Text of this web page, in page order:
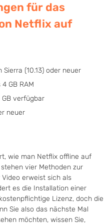
für das
Netflix auf
(10.13) oder neuer
GB RAM
verfügbar
neuer
wie man Netflix offline auf
vier Methoden zur
erweist sich als
es die Installation einer
Lizenz, doch die
Sie also das nächste Mal
möchten, wissen Sie,